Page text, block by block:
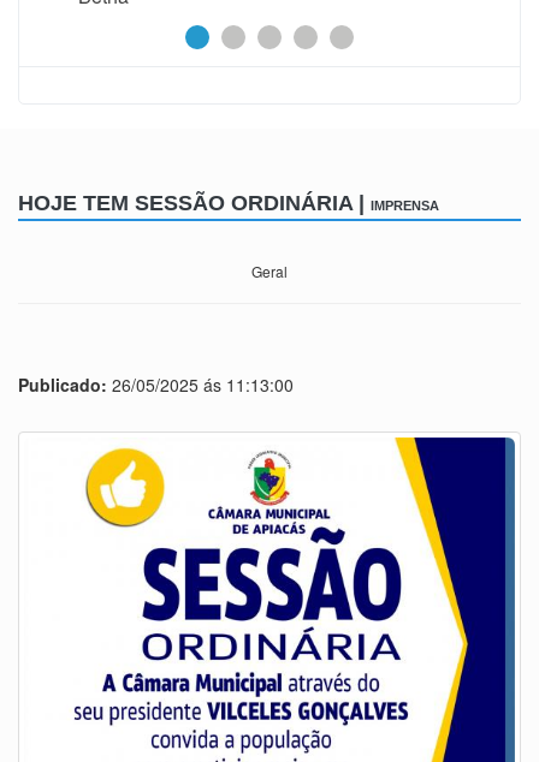
HOJE TEM SESSÃO ORDINÁRIA | IMPRENSA
Geral
Publicado: 26/05/2025 ás 11:13:00